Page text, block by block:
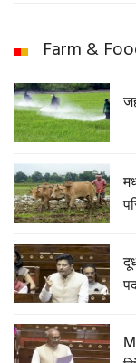
Farm &